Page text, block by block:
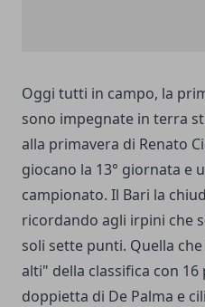
Oggi tutti in campo, la
sono impegnate in terra
alla primavera di Renato
giocano la 13° giornata e
campionato. Il Bari la
ricordando agli irpini che
soli sette punti. Quella
alti" della classifica con 16
doppietta di De Palma e